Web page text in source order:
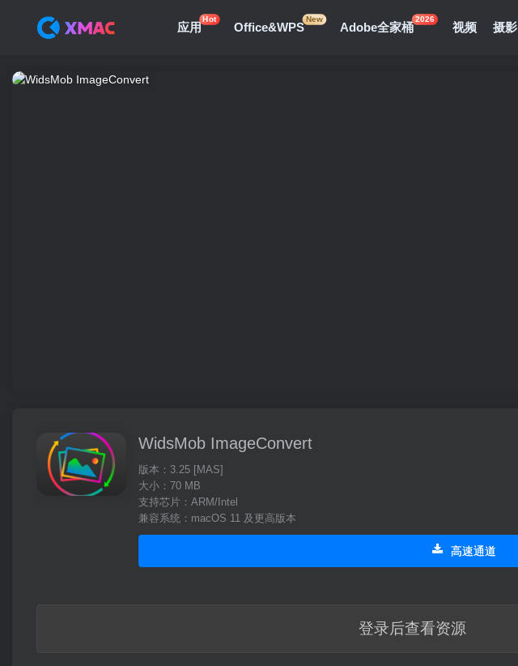
应用
Hot
Office&WPS
New
Adobe全家桶
2026
视频 摄影
WidsMob ImageConvert
版本：3.25 [MAS]
大小：70 MB
支持芯片：ARM/Intel
兼容系统：macOS 11 及更高版本
高速通道
登录后查看资源